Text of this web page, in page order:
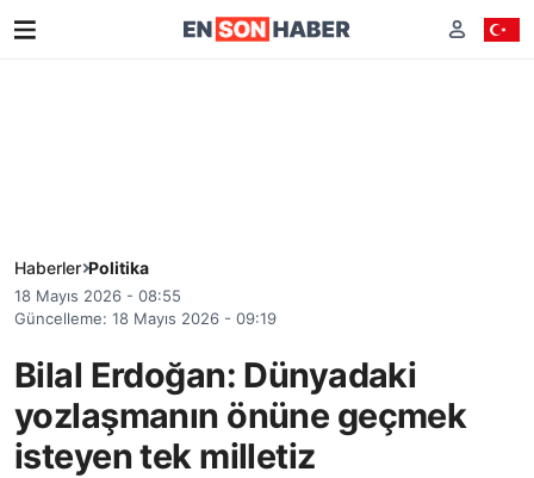
Haberler Politika
18 Mayıs 2026 - 08:55
Güncelleme: 18 Mayıs 2026 - 09:19
Bilal Erdoğan: Dünyadaki
yozlaşmanın önüne geçmek
isteyen tek milletiz